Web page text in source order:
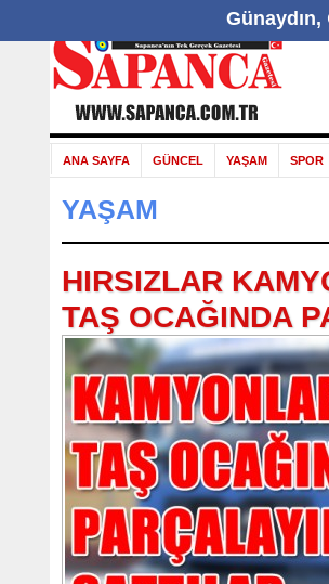
Günaydın,
ANA SAYFA GÜNCEL YAŞAM SPOR
YAŞAM
HIRSIZLAR
TAŞ OCAĞINDA